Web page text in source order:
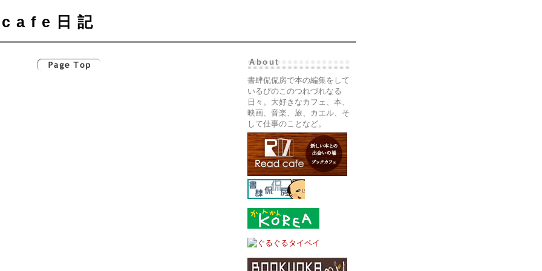
cafe日記
About
書肆侃侃房で本の編集をして
いるぴのこのつれづれなる
日々。大好きなカフェ、本、
映画、音楽、旅、カエル、そ
して仕事のことなど。